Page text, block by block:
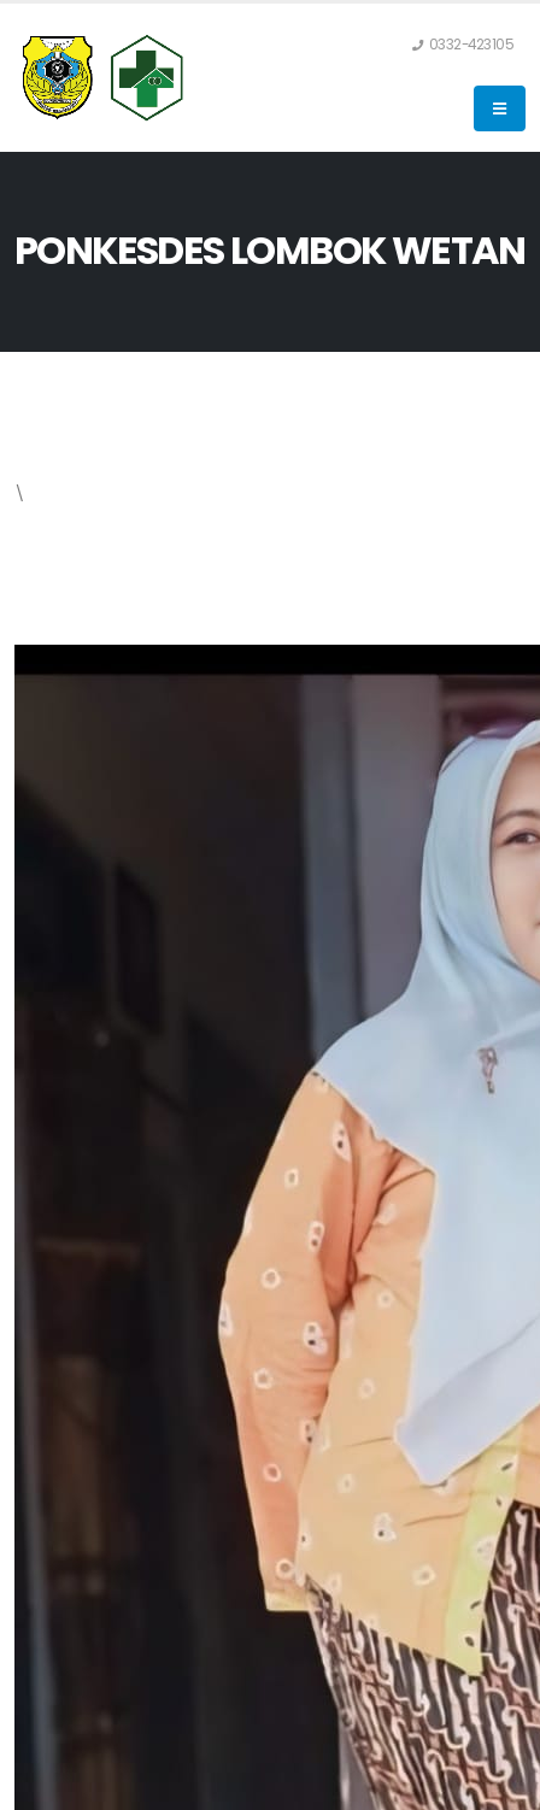
0332-423105
PONKESDES LOMBOK WETAN
\